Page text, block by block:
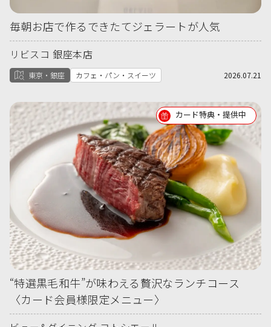
毎朝お店で作るできたてジェラートが人気
リビスコ 銀座本店
東京・銀座 カフェ・パン・スイーツ 2026.07.21
カード特典・提供中
“特選黒毛和牛”が味わえる贅沢なランチコース
〈カード会員様限定メニュー〉